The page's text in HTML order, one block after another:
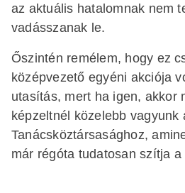
az aktuális hatalomnak nem
vadásszanak le.
Őszintén remélem, hogy ez
középvezető egyéni akciója
utasítás, mert ha igen, akkor
képzeltnél közelebb vagyunk
Tanácsköztársasághoz,
már régóta tudatosan szítja